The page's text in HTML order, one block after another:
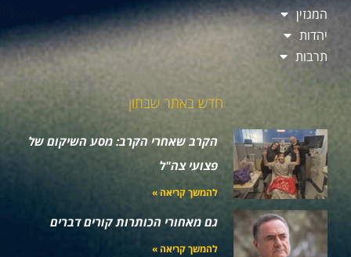
המגזין
יהדות
תרבות
חדש באתר שבתון
הקרב שאחרי הקרב: מסע השיקום של
פצועי צה"ל
להמשך קריאה »
גם מאחורי הכותרות קורים דברים
להמשך קריאה »